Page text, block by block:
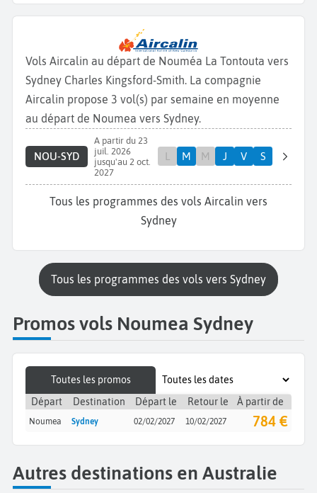
Vols Aircalin au départ de Nouméa La Tontouta vers
Sydney Charles Kingsford-Smith. La compagnie
Aircalin propose 3 vol(s) par semaine en moyenne
au départ de Noumea vers Sydney.
NOU-SYD
A partir du 23
juil. 2026
jusqu'au 2 oct.
2027
L M M J V S
Tous les programmes des vols Aircalin vers
Sydney
Tous les programmes des vols vers Sydney
Promos vols Noumea Sydney
Toutes les promos
Départ
Destination Départ le Retour le À partir de
Noumea Sydney 02/02/2027 10/02/2027 784 €
Autres destinations en Australie